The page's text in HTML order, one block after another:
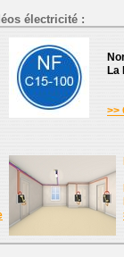
électricité :
La
>>